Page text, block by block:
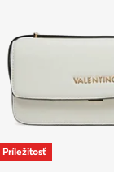
Príležitosť